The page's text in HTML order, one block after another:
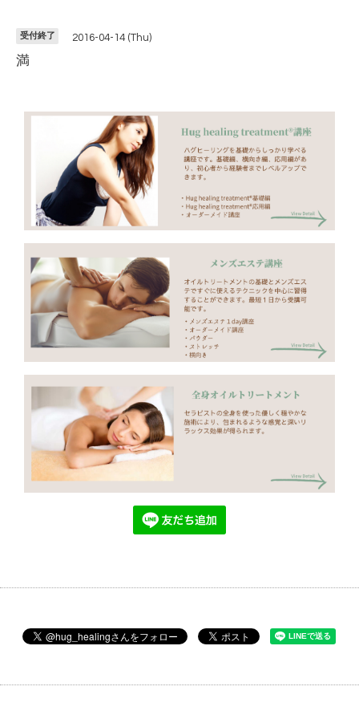
受付終了 2016-04-14 (Thu)
満